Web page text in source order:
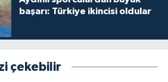
başarı: Türkiye ikincisi oldular
çekebilir